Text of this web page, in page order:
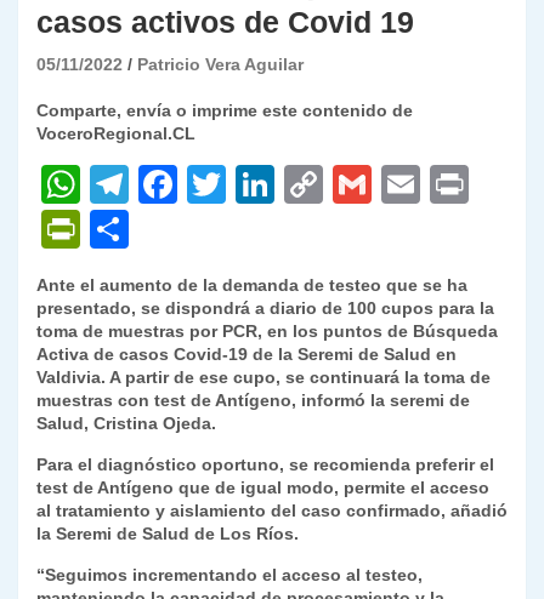
casos activos de Covid 19
05/11/2022 Patricio Vera Aguilar
Comparte, envía o imprime este contenido de
VoceroRegional.CL
W
h
at
s
A
p
p
T
gr
a
m
F
e
b
o
o
k
T
er
Li
e
dI
n
C
y
Li
n
k
G
l
E
l
P
ri
nt
Fr
ie
n
dl
y
m
p
ar
tir
Ante el aumento de la demanda de testeo que se ha
presentado, se dispondrá a diario de 100 cupos para la
toma de muestras por PCR, en los puntos de Búsqueda
Activa de casos Covid-19 de la Seremi de Salud en
Valdivia. A partir de ese cupo, se continuará la toma de
muestras con test de Antígeno, informó la seremi de
Salud, Cristina Ojeda.
Para el diagnóstico oportuno, se recomienda preferir el
test de Antígeno que de igual modo, permite el acceso
al tratamiento y aislamiento del caso confirmado, añadió
la Seremi de Salud de Los Ríos.
“Seguimos incrementando el acceso al testeo,